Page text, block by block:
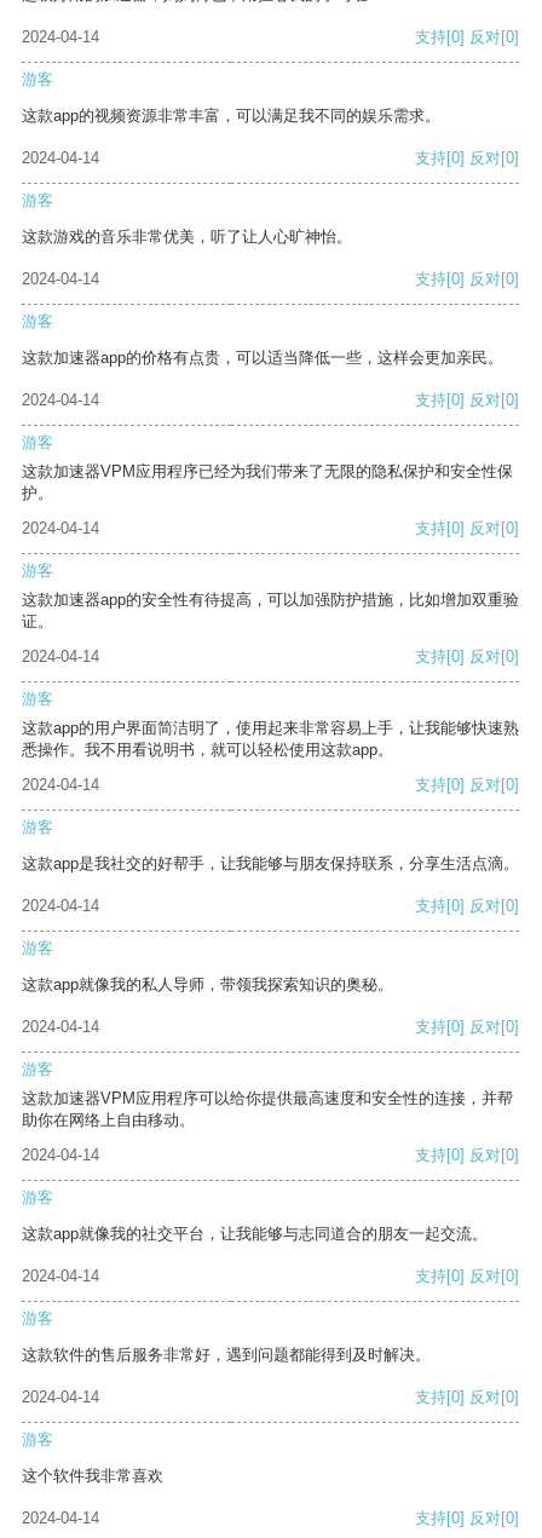
2024-04-14 支持[0] 反对[0]
游客
这款app的视频资源非常丰富，可以满足我不同的娱乐需求。
2024-04-14 支持[0] 反对[0]
游客
这款游戏的音乐非常优美，听了让人心旷神怡。
2024-04-14 支持[0] 反对[0]
游客
这款加速器app的价格有点贵，可以适当降低一些，这样会更加亲民。
2024-04-14 支持[0] 反对[0]
游客
这款加速器VPM应用程序已经为我们带来了无限的隐私保护和安全性保
护。
2024-04-14
支持[0] 反对[0]
游客
这款加速器app的安全性有待提高，可以加强防护措施，比如增加双重验
证。
2024-04-14
支持[0] 反对[0]
游客
这款app的用户界面简洁明了，使用起来非常容易上手，让我能够快速熟
悉操作。我不用看说明书，就可以轻松使用这款app。
2024-04-14
支持[0] 反对[0]
游客
这款app是我社交的好帮手，让我能够与朋友保持联系，分享生活点滴。
2024-04-14 支持[0] 反对[0]
游客
这款app就像我的私人导师，带领我探索知识的奥秘。
2024-04-14 支持[0] 反对[0]
游客
这款加速器VPM应用程序可以给你提供最高速度和安全性的连接，并帮
助你在网络上自由移动。
2024-04-14
支持[0] 反对[0]
游客
这款app就像我的社交平台，让我能够与志同道合的朋友一起交流。
2024-04-14 支持[0] 反对[0]
游客
这款软件的售后服务非常好，遇到问题都能得到及时解决。
2024-04-14 支持[0] 反对[0]
游客
这个软件我非常喜欢
2024-04-14 支持[0] 反对[0]